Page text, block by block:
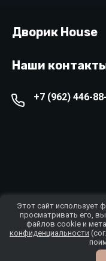
Дворик House
Наши
+7 (962) 446-
© 2024
Этот сайт использует
просматривать его,
файлов cookie и
конфиденциальности